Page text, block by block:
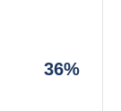
36%